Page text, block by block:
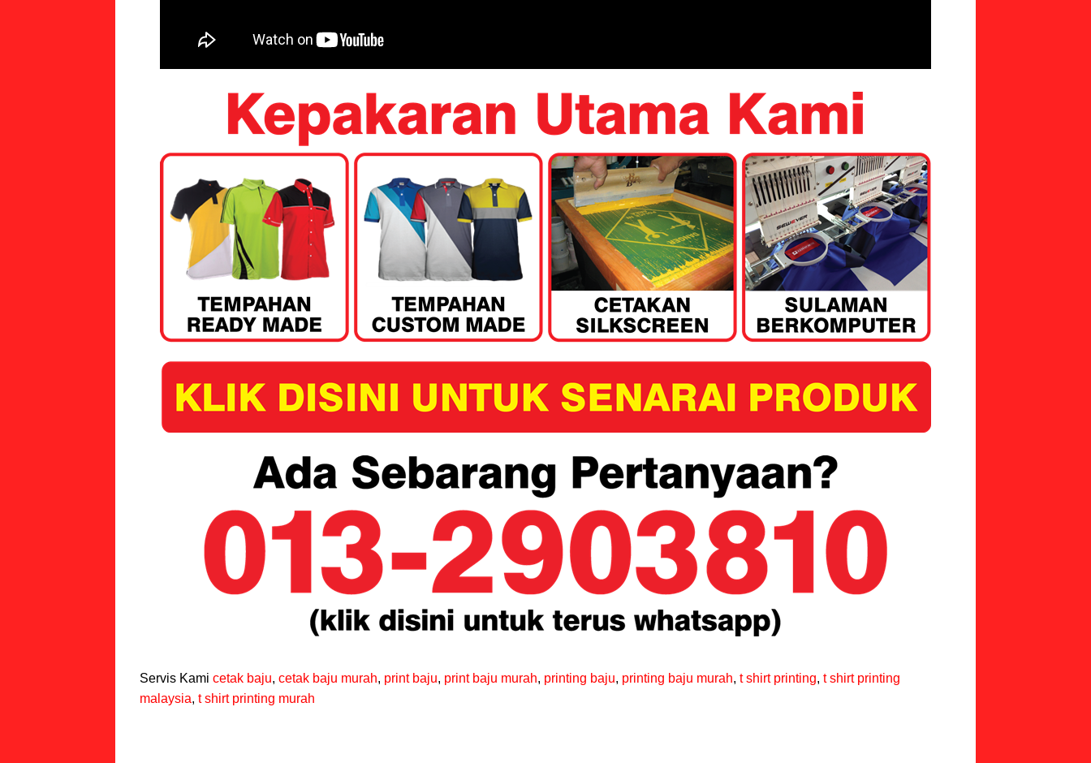
Servis Kami cetak baju, cetak baju murah, print baju, print baju murah, printing baju, printing baju murah, t shirt printing, t shirt printing
malaysia, t shirt printing murah